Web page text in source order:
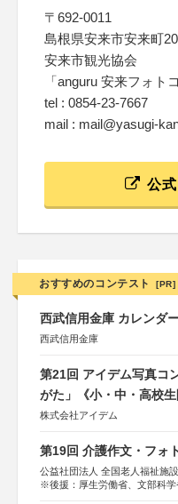
〒692-0011
島根県安来市安来町
安来市観光協会
「anguru 安来フォト
tel : 0854-23-7667
mail : mail@yasugi-
公
おすすめのコンテスト [PR]
西武信用金庫 カレンダ
西武信用金庫
第21回 アイデム写真コ
がた」《小・中・高校生
株式会社アイデム
第19回 介護作文・フォ
公益社団法人 全国老人福祉施
※後援：厚生労働省、文部科学